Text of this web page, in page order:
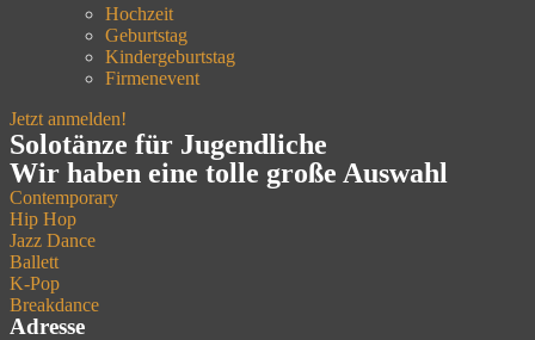
Hochzeit
Geburtstag
Kindergeburtstag
Firmenevent
Jetzt anmelden!
Solotänze für Jugendliche
Wir haben eine tolle große Auswahl
Contemporary
Hip Hop
Jazz Dance
Ballett
K-Pop
Breakdance
Adresse